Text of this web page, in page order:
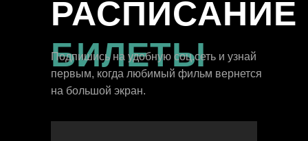
РАСПИСАНИЕ
БИЛЕТЫ
Подпишись на удобную соц.сеть и узнай
первым, когда любимый фильм вернется
на большой экран.